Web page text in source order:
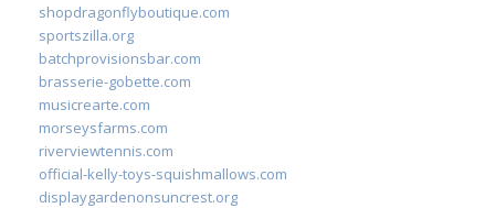
shopdragonflyboutique.com
sportszilla.org
batchprovisionsbar.com
brasserie-gobette.com
musicrearte.com
morseysfarms.com
riverviewtennis.com
official-kelly-toys-squishmallows.com
displaygardenonsuncrest.org